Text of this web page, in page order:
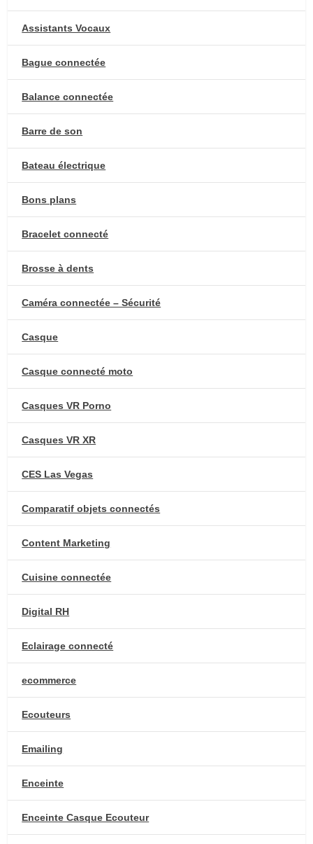
Assistants Vocaux
Bague connectée
Balance connectée
Barre de son
Bateau électrique
Bons plans
Bracelet connecté
Brosse à dents
Caméra connectée – Sécurité
Casque
Casque connecté moto
Casques VR Porno
Casques VR XR
CES Las Vegas
Comparatif objets connectés
Content Marketing
Cuisine connectée
Digital RH
Eclairage connecté
ecommerce
Ecouteurs
Emailing
Enceinte
Enceinte Casque Ecouteur